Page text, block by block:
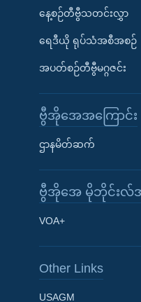
Learning English
နေ့စဉ်တီဗွီသတင်းလွှာ
ရေဒီယို ရုပ်သံအစီအစဉ်
အပတ်စဉ်တီဗွီမဂ္ဂဇင်း
ဗွီအိုအေအကြောင်း
ဌာနမိတ်ဆက်
ဗွီအိုအေ မိုဘိုင်းလ်အ
VOA+
Other Links
USAGM